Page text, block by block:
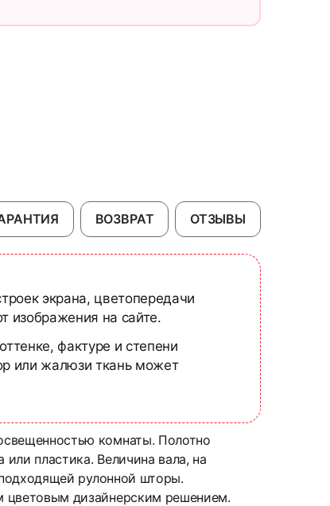
ВОЗВРАТ ОТЗЫВЫ
экрана, цветопередачи
изображения на сайте.
фактуре и степени
или жалюзи ткань может
комнаты. Полотно
пластика. Величина вала, на
рулонной шторы.
цветовым дизайнерским решением.